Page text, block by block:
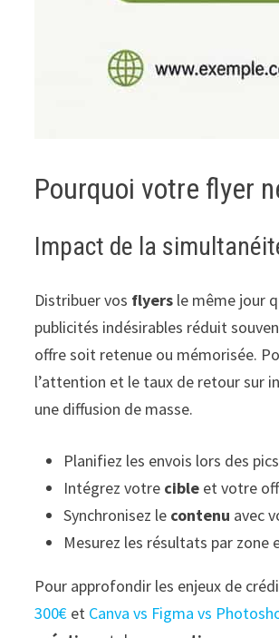
Pourquoi votre flyer
Impact de la
Distribuer vos flyers le même jour
publicités indésirables réduit
offre soit retenue ou mémorisée.
l’attention et le taux de retour sur
une diffusion de masse.
Planifiez les envois lors des
Intégrez votre cible et votre
Synchronisez le contenu avec
Mesurez les résultats par
Pour approfondir les enjeux de
300€ et Canva vs Figma vs